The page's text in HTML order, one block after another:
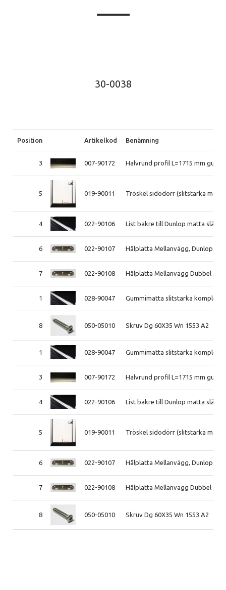
30-0038
Position Artikelkod Benämning
3 007-90172 Halvrund profil L=1715 mm
5 019-90011 Tröskel sidodörr (slitstarka
4 022-90106 List bakre till Dunlop matta släp
6 022-90107 Hålplatta Mellanvägg, Dunlop
7 022-90108 Hålplatta Mellanvägg Dubbel ,
1 028-90047 Gummimatta slitstarka komplett
8 050-05010 Skruv Dg 60X35 Wn 1553 A2
1 028-90047 Gummimatta slitstarka komplett
3 007-90172 Halvrund profil L=1715 mm
4 022-90106 List bakre till Dunlop matta släp
5 019-90011 Tröskel sidodörr (slitstarka
6 022-90107 Hålplatta Mellanvägg, Dunlop
7 022-90108 Hålplatta Mellanvägg Dubbel ,
8 050-05010 Skruv Dg 60X35 Wn 1553 A2